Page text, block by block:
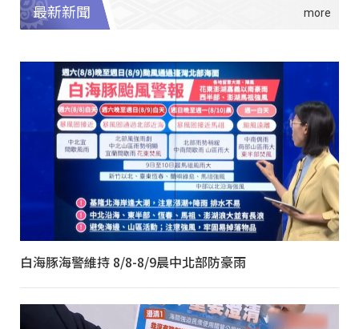
最新新聞
白海豚海警維持 8/8-8/9晨中北部防豪雨